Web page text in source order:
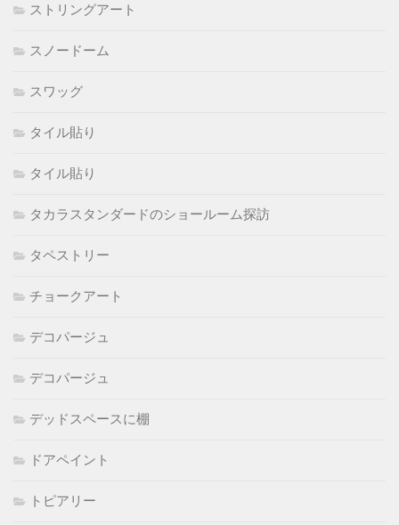
ストリングアート
スノードーム
スワッグ
タイル貼り
タイル貼り
タカラスタンダードのショールーム探訪
タペストリー
チョークアート
デコパージュ
デコパージュ
デッドスペースに棚
ドアペイント
トピアリー